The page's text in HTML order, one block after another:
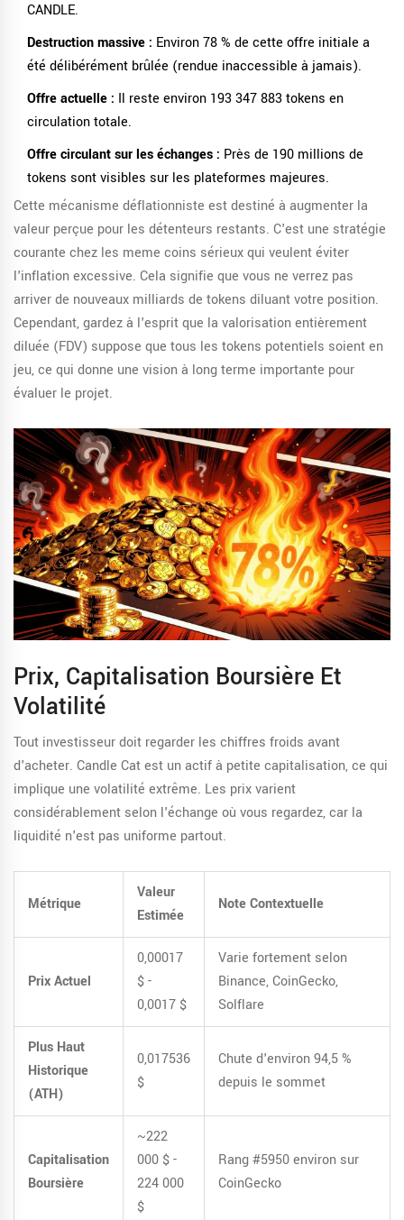
CANDLE.
Destruction massive : Environ 78 % de cette offre initiale a
été délibérément brûlée (rendue inaccessible à jamais).
Offre actuelle : Il reste environ 193 347 883 tokens en
circulation totale.
Offre circulant sur les échanges : Près de 190 millions de
tokens sont visibles sur les plateformes majeures.
Cette mécanisme déflationniste est destiné à augmenter la
valeur perçue pour les détenteurs restants. C'est une stratégie
courante chez les meme coins sérieux qui veulent éviter
l'inflation excessive. Cela signifie que vous ne verrez pas
arriver de nouveaux milliards de tokens diluant votre position.
Cependant, gardez à l'esprit que la valorisation entièrement
diluée (FDV) suppose que tous les tokens potentiels soient en
jeu, ce qui donne une vision à long terme importante pour
évaluer le projet.
Prix, Capitalisation Boursière Et
Volatilité
Tout investisseur doit regarder les chiffres froids avant
d'acheter. Candle Cat est un actif à petite capitalisation, ce qui
implique une volatilité extrême. Les prix varient
considérablement selon l'échange où vous regardez, car la
liquidité n'est pas uniforme partout.
Métrique
Valeur
Estimée
Note Contextuelle
Prix Actuel
0,00017
$ -
0,0017 $
Varie fortement selon
Binance, CoinGecko,
Solflare
Plus Haut
Historique
(ATH)
0,017536
$
Chute d'environ 94,5 %
depuis le sommet
Capitalisation
Boursière
~222
000 $ -
224 000
$
Rang #5950 environ sur
CoinGecko